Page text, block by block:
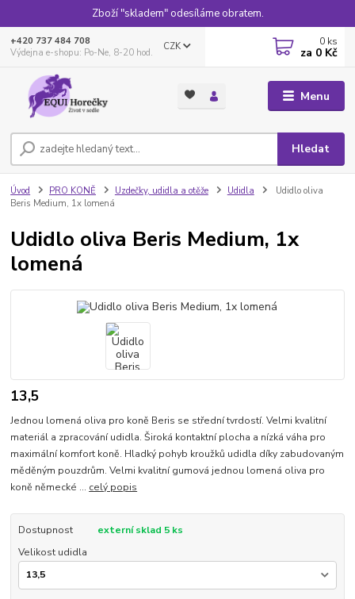
Zboží "skladem" odesíláme obratem.
Menu
CZK
Hledat
+420 737 484 708
Výdejna e-shopu: Po-Ne, 8-20 hod.
0 ks
za 0 Kč
Úvod PRO KONĚ Uzdečky, udidla a otěže Udidla
Udidlo oliva
Beris Medium, 1x lomená
Udidlo oliva Beris Medium, 1x
lomená
13,5
Jednou lomená oliva pro koně Beris se střední tvrdostí. Velmi kvalitní
materiál a zpracování udidla. Široká kontaktní plocha a nízká váha pro
maximální komfort koně. Hladký pohyb kroužků udidla díky zabudovaným
měděným pouzdrům. Velmi kvalitní gumová jednou lomená oliva pro
koně německé ... celý popis
Dostupnost
externí sklad 5 ks
Velikost udidla